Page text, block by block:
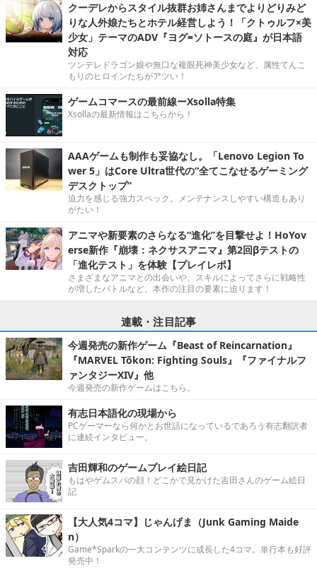
クーデレからスタイル抜群お姉さんまでよりどりみど
りな人外娘たちとホテル経営しよう！「クトゥルフ×美
少女」テーマのADV『ヨグ=ソトースの庭』が日本語
対応
ツンデレドラゴン娘や無口な複眼死神美少女など、属性てんこ
もりのヒロインたちがアツい！
ゲームコマースの最前線ーXsolla特集
Xsollaの最新情報はこちらから！
AAAゲームも制作も妥協なし。「Lenovo Legion To
wer 5」はCore Ultra世代の“全てこなせるゲーミング
デスクトップ”
迫力を感じる強力スペック。メンテナンスしやすい構造もあり
がたい！
アニマや新要素のさらなる“進化”を目撃せよ！HoYov
erse新作『崩壊：ネクサスアニマ』第2回βテストの
「進化テスト」を体験【プレイレポ】
さまざまなアニマとの出会いや、スキルによってさらに戦略性
が増したバトルなど、本作の注目の要素に迫ります！
連載・注目記事
今週発売の新作ゲーム『Beast of Reincarnation』
『MARVEL Tōkon: Fighting Souls』『ファイナルフ
ァンタジーXIV』他
今週発売の新作ゲームはこちら。
有志日本語化の現場から
PCゲーマーなら何かとお世話になっているであろう有志翻訳者
に連続インタビュー。
吉田輝和のゲームプレイ絵日記
もはやゲムスパの顔！どこかで見かけた吉田さんのゲーム絵日
記
【大人気4コマ】じゃんげま（Junk Gaming Maide
n）
Game*Sparkの一大コンテンツに成長した4コマ。単行本も好評
発売中！